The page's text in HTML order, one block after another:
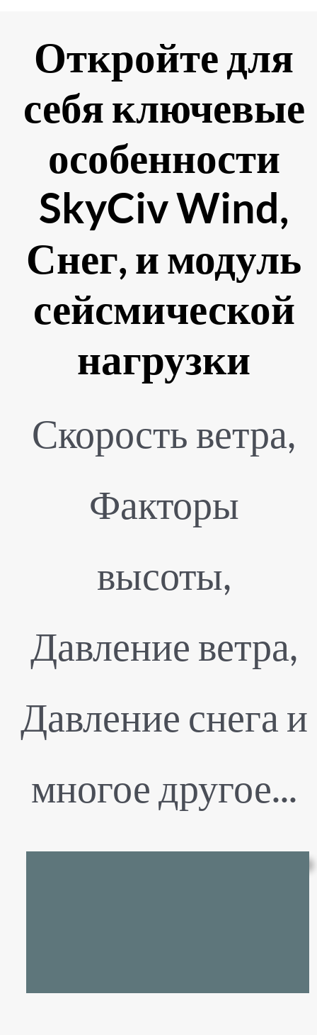
Откройте для
себя ключевые
особенности
SkyCiv Wind,
Снег, и модуль
сейсмической
нагрузки
Скорость ветра,
Факторы
высоты,
Давление ветра,
Давление снега и
многое другое...